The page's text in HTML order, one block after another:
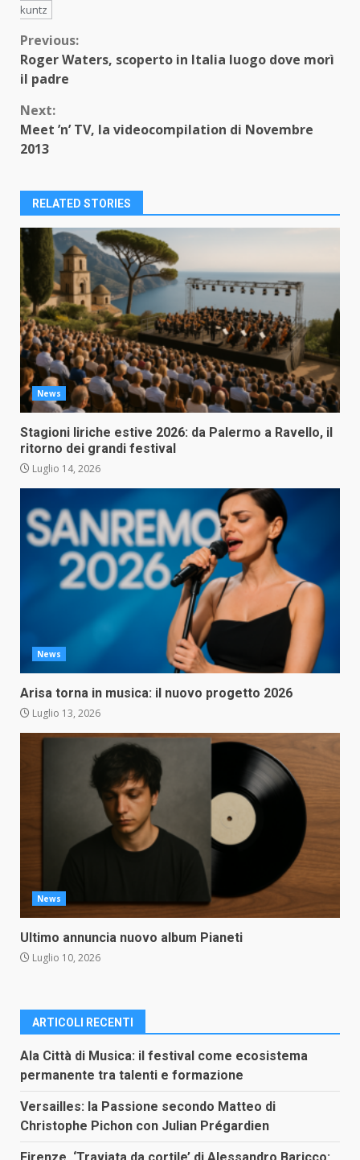
kuntz
Continue
Reading
Previous:
Roger Waters, scoperto in Italia luogo dove morì
il padre
Next:
Meet ’n’ TV, la videocompilation di Novembre
2013
RELATED STORIES
News
Stagioni liriche estive 2026: da Palermo a Ravello, il
ritorno dei grandi festival
Luglio 14, 2026
News
Arisa torna in musica: il nuovo progetto 2026
Luglio 13, 2026
News
Ultimo annuncia nuovo album Pianeti
Luglio 10, 2026
ARTICOLI RECENTI
Ala Città di Musica: il festival come ecosistema
permanente tra talenti e formazione
Versailles: la Passione secondo Matteo di
Christophe Pichon con Julian Prégardien